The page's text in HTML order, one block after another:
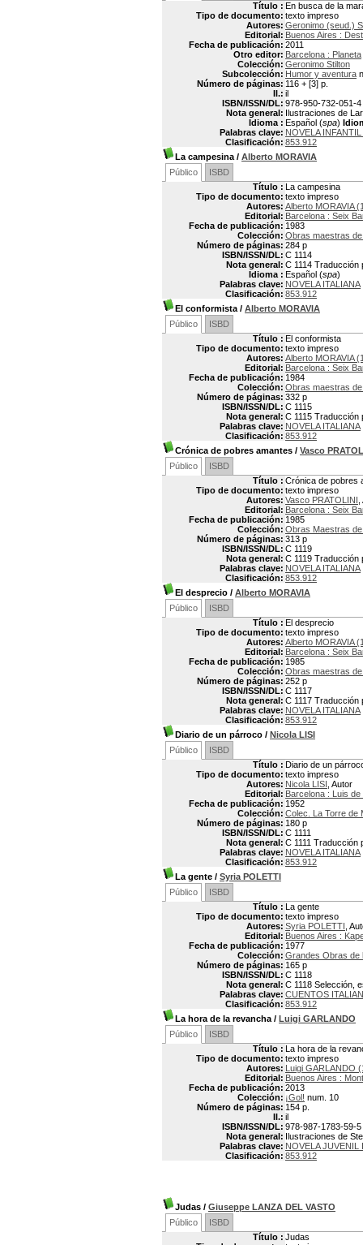
Título : En busca de la
Tipo de documento: texto impreso
Autores: Geronimo (seud.)
Editorial: Buenos Aires :
Fecha de publicación: 2011
Otro editor: Barcelona : Planeta
Colección: Geronimo Stilton
Subcolección: Humor y aventura
Número de páginas: 116 + [3] p.
Il.: il
ISBN/ISSN/DL: 978-950-732-051-4
Nota general: Ilustraciones de
Idioma : Español (spa)
Palabras clave: NOVELA
Clasificación: 853.912
La campesina / Alberto MORAVIA
Público
ISBD
Título : La campesina
Tipo de documento: texto impreso
Autores: Alberto MORAVIA
Editorial: Barcelona : Seix
Fecha de publicación: 1983
Colección: Obras maestras
Número de páginas: 284 p
ISBN/ISSN/DL: C 1114
Nota general: C 1114 Traducción
Idioma : Español (spa)
Palabras clave: NOVELA ITALIANA
Clasificación: 853.912
El conformista / Alberto MORAVIA
Público
ISBD
Título : El conformista
Tipo de documento: texto impreso
Autores: Alberto MORAVIA
Editorial: Barcelona : Seix
Fecha de publicación: 1984
Colección: Obras maestras
Número de páginas: 332 p
ISBN/ISSN/DL: C 1115
Nota general: C 1115 Traducción
Palabras clave: NOVELA ITALIANA
Clasificación: 853.912
Crónica de pobres amantes / Vasco
Público
ISBD
Título : Crónica de pobres
Tipo de documento: texto impreso
Autores: Vasco PRATOLINI
Editorial: Barcelona : Seix
Fecha de publicación: 1985
Colección: Obras Maestras
Número de páginas: 313 p
ISBN/ISSN/DL: C 1119
Nota general: C 1119 Traducción
Palabras clave: NOVELA ITALIANA
Clasificación: 853.912
El desprecio / Alberto MORAVIA
Público
ISBD
Título : El desprecio
Tipo de documento: texto impreso
Autores: Alberto MORAVIA
Editorial: Barcelona : Seix
Fecha de publicación: 1985
Colección: Obras maestras
Número de páginas: 252 p
ISBN/ISSN/DL: C 1117
Nota general: C 1117 Traducción
Palabras clave: NOVELA ITALIANA
Clasificación: 853.912
Diario de un párroco / Nicola LISI
Público
ISBD
Título : Diario de un
Tipo de documento: texto impreso
Autores: Nicola LISI , Autor
Editorial: Barcelona : Luis de
Fecha de publicación: 1952
Colección: Colec. La Torre de
Número de páginas: 180 p
ISBN/ISSN/DL: C 1111
Nota general: C 1111 Traducción
Palabras clave: NOVELA ITALIANA
Clasificación: 853.912
La gente / Syria POLETTI
Público
ISBD
Título : La gente
Tipo de documento: texto impreso
Autores: Syria POLETTI ,
Editorial: Buenos Aires :
Fecha de publicación: 1977
Colección: Grandes Obras de
Número de páginas: 165 p
ISBN/ISSN/DL: C 1118
Nota general: C 1118 Selección,
Palabras clave: CUENTOS
Clasificación: 853.912
La hora de la revancha / Luigi GARLANDO
Público
ISBD
Título : La hora de la
Tipo de documento: texto impreso
Autores: Luigi GARLANDO
Editorial: Buenos Aires :
Fecha de publicación: 2013
Colección: ¡Gol! num. 10
Número de páginas: 154 p.
Il.: il
ISBN/ISSN/DL: 978-987-1783-59-5
Nota general: Ilustraciones de
Palabras clave: NOVELA JUVENIL
Clasificación: 853.912
Judas / Giuseppe LANZA DEL VASTO
Público
ISBD
Título : Judas